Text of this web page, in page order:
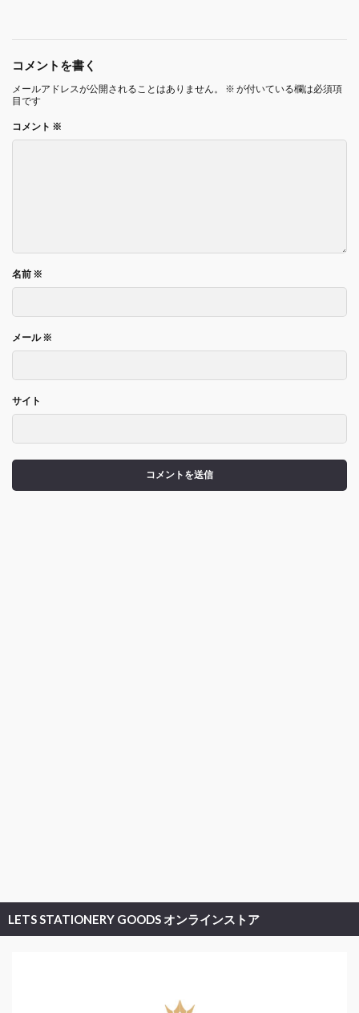
コメントを書く
メールアドレスが公開されることはありません。 ※ が付いている欄は必須項
目です
コメント ※
名前 ※
メール※
サイト
LETS STATIONERY GOODS オンラインストア